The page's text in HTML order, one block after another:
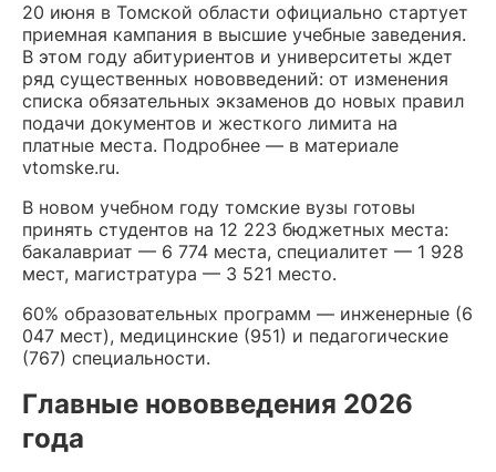
20 июня в Томской области официально стартует
приемная кампания в высшие учебные заведения.
В этом году абитуриентов и университеты ждет
ряд существенных нововведений: от изменения
списка обязательных экзаменов до новых правил
подачи документов и жесткого лимита на
платные места. Подробнее — в материале
vtomske.ru.
В новом учебном году томские вузы готовы
принять студентов на 12 223 бюджетных места:
бакалавриат — 6 774 места, специалитет — 1 928
мест, магистратура — 3 521 место.
60% образовательных программ — инженерные (6
047 мест), медицинские (951) и педагогические
(767) специальности.
Главные нововведения 2026
года